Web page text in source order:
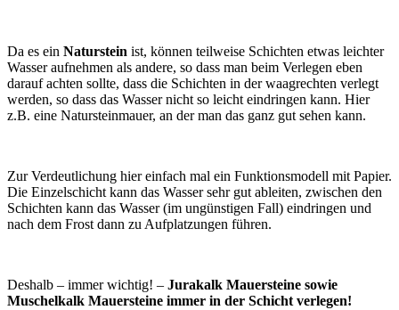
Da es ein Naturstein ist, können teilweise Schichten etwas leichter
Wasser aufnehmen als andere, so dass man beim Verlegen eben
darauf achten sollte, dass die Schichten in der waagrechten verlegt
werden, so dass das Wasser nicht so leicht eindringen kann. Hier
z.B. eine Natursteinmauer, an der man das ganz gut sehen kann.
Zur Verdeutlichung hier einfach mal ein Funktionsmodell mit Papier.
Die Einzelschicht kann das Wasser sehr gut ableiten, zwischen den
Schichten kann das Wasser (im ungünstigen Fall) eindringen und
nach dem Frost dann zu Aufplatzungen führen.
Deshalb – immer wichtig! – Jurakalk Mauersteine sowie
Muschelkalk Mauersteine immer in der Schicht verlegen!